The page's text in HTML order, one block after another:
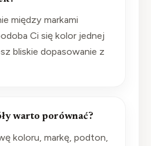
między markami
Ci się kolor jednej
bliskie dopasowanie z
warto porównać?
koloru, markę, podton,